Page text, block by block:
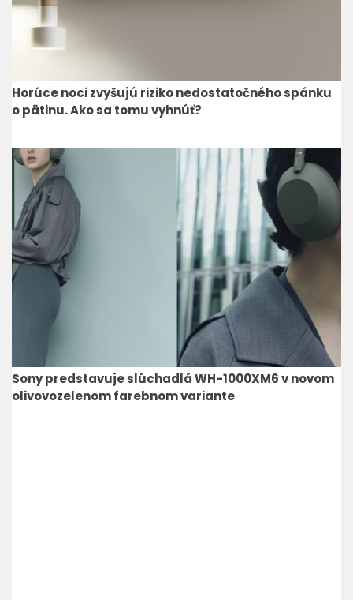
Horúce noci zvyšujú riziko nedostatočného spánku
o pätinu. Ako sa tomu vyhnúť?
Sony predstavuje slúchadlá WH-1000XM6 v novom
olivovozelenom farebnom variante